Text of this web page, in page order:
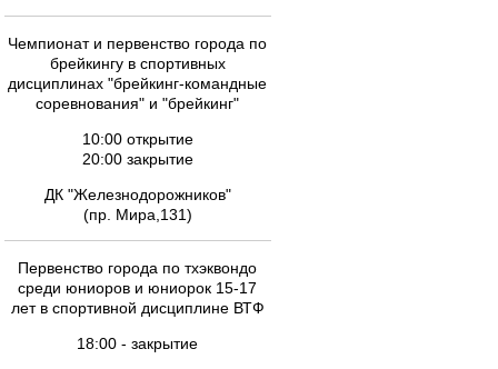
Чемпионат и первенство города по
брейкингу в спортивных
дисциплинах "брейкинг-командные
соревнования" и "брейкинг"
10:00 открытие
20:00 закрытие
ДК "Железнодорожников"
(пр. Мира,131)
Первенство города по тхэквондо
среди юниоров и юниорок 15-17
лет в спортивной дисциплине ВТФ
18:00 - закрытие